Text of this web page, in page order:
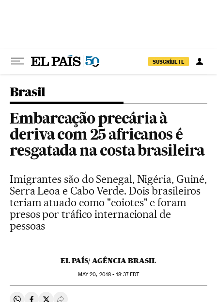
SUSCRÍBETE
Brasil
Embarcação precária à
deriva com 25 africanos é
resgatada na costa brasileira
Imigrantes são do Senegal, Nigéria, Guiné,
Serra Leoa e Cabo Verde. Dois brasileiros
teriam atuado como "coiotes" e foram
presos por tráfico internacional de
pessoas
EL PAÍS/ AGÊNCIA BRASIL
MAY20, 2018 - 18:37EDT